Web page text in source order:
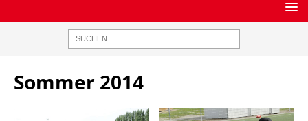
Sommer 2014